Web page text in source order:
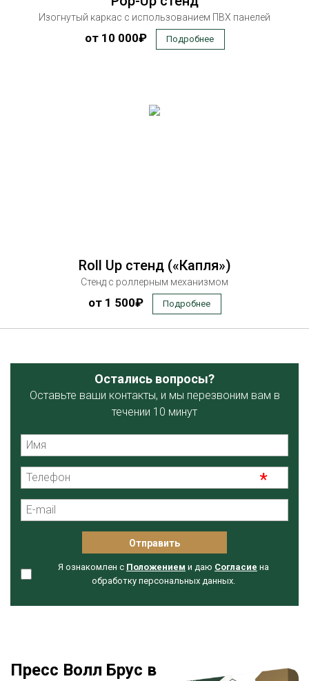
Изогнутый каркас с использованием ПВХ панелей
от 10 000₽ Подробнее
Roll Up cтенд («Капля»)
Cтенд с роллерным механизмом
от 1 500₽ Подробнее
Остались вопросы?
Оставьте ваши контакты, и мы перезвоним вам в
течении 10 минут
Я ознакомлен с Положением и даю Согласие на
обработку персональных данных.
Пресс Волл Брус в